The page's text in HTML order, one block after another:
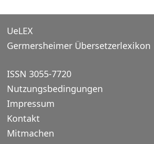
UeLEX
Germersheimer Übersetzerlexikon
ISSN 3055-7720
Nutzungsbedingungen
Impressum
Kontakt
Mitmachen